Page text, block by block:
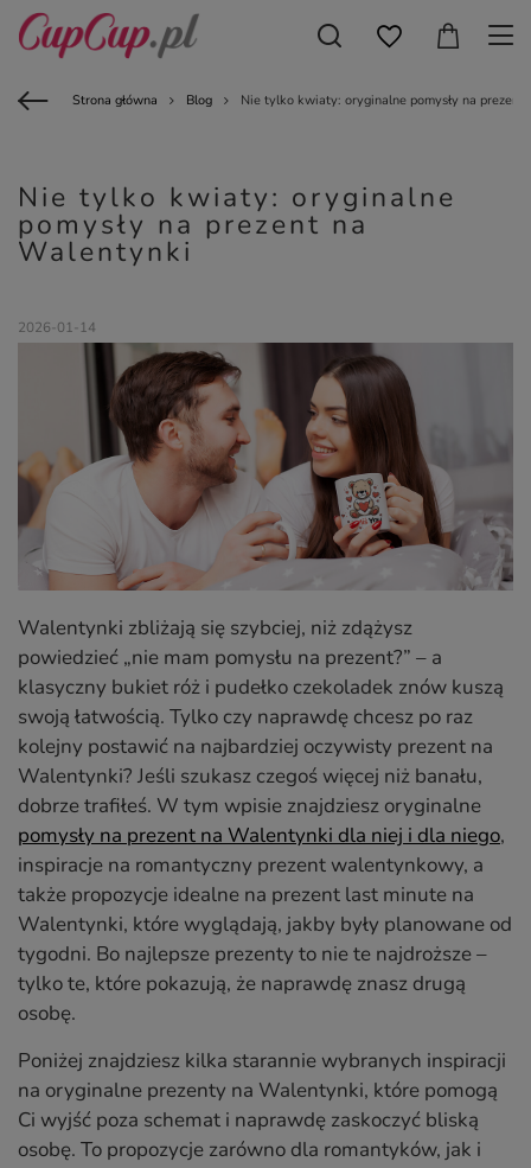
Strona główna Blog Nie tylko kwiaty: oryginalne pomysły na prezent
Nie tylko kwiaty: oryginalne
pomysły na prezent na
Walentynki
2026-01-14
Walentynki zbliżają się szybciej, niż zdążysz
powiedzieć „nie mam pomysłu na prezent?” – a
klasyczny bukiet róż i pudełko czekoladek znów kuszą
swoją łatwością. Tylko czy naprawdę chcesz po raz
kolejny postawić na najbardziej oczywisty prezent na
Walentynki? Jeśli szukasz czegoś więcej niż banału,
dobrze trafiłeś. W tym wpisie znajdziesz oryginalne
pomysły na prezent na Walentynki dla niej i dla niego,
inspiracje na romantyczny prezent walentynkowy, a
także propozycje idealne na prezent last minute na
Walentynki, które wyglądają, jakby były planowane od
tygodni. Bo najlepsze prezenty to nie te najdroższe –
tylko te, które pokazują, że naprawdę znasz drugą
osobę.
Poniżej znajdziesz kilka starannie wybranych inspiracji
na oryginalne prezenty na Walentynki, które pomogą
Ci wyjść poza schemat i naprawdę zaskoczyć bliską
osobę. To propozycje zarówno dla romantyków, jak i